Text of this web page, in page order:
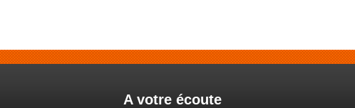
A votre écoute